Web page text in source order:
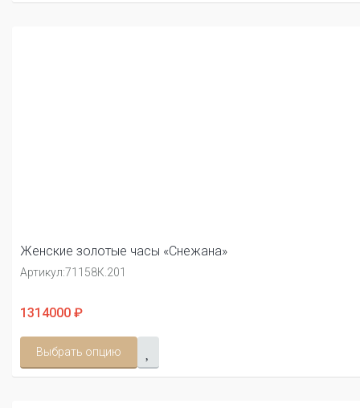
Женские золотые часы «Снежана»
Артикул:71158К.201
1314000 ₽
Выбрать опцию